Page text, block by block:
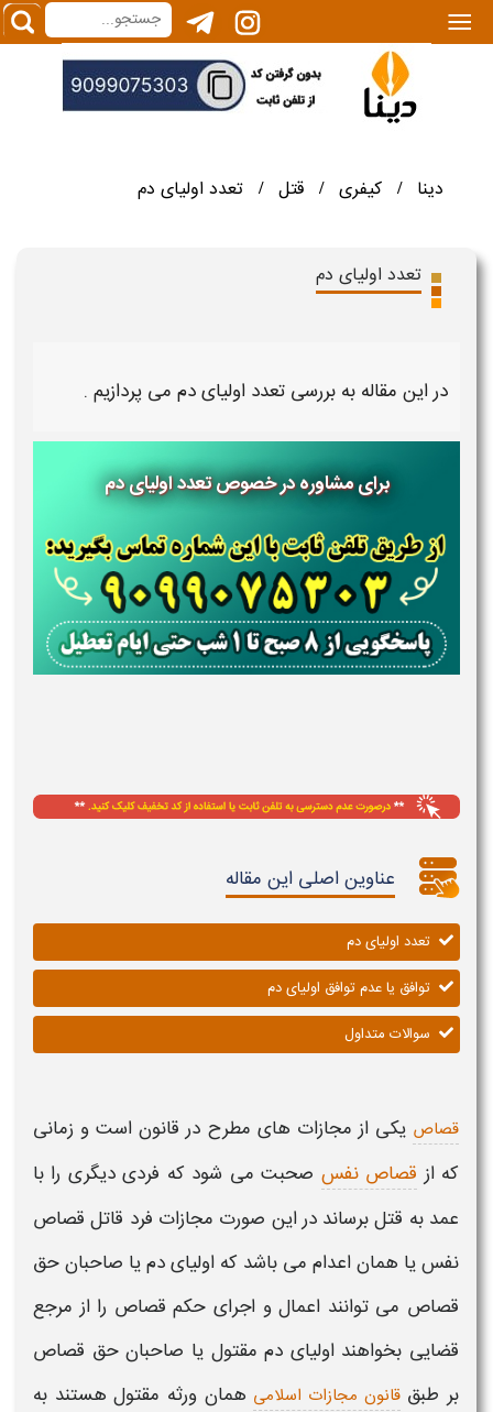
|||
دینا / کیفری / قتل / تعدد اولیای دم
تعدد اولیای دم
در این مقاله به بررسی تعدد اولیای دم می پردازیم .
برای مشاوره در خصوص تعدد اولیای دم
عناوین اصلی این مقاله
تعدد اولیای دم
توافق یا عدم توافق اولیای دم
سوالات متداول
قصاص یکی از مجازات های مطرح در قانون است و زمانی
که از قصاص نفس صحبت می شود که فردی دیگری را با
عمد به قتل برساند در این صورت مجازات فرد قاتل قصاص
نفس یا همان اعدام می باشد که اولیای دم یا صاحبان حق
قصاص می توانند اعمال و اجرای حکم قصاص را از مرجع
قضایی بخواهنداولیای دم مقتول یا صاحبان حق قصاص
بر طبققانون مجازات اسلامی همان ورثه مقتول هستند به